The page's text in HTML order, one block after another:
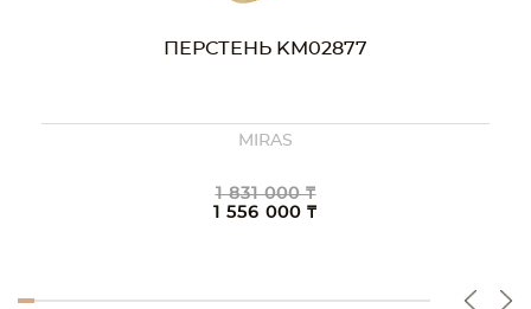
ПЕРСТЕНЬ KM02877
MIRAS
1 831 000 ₸
1 556 000 ₸